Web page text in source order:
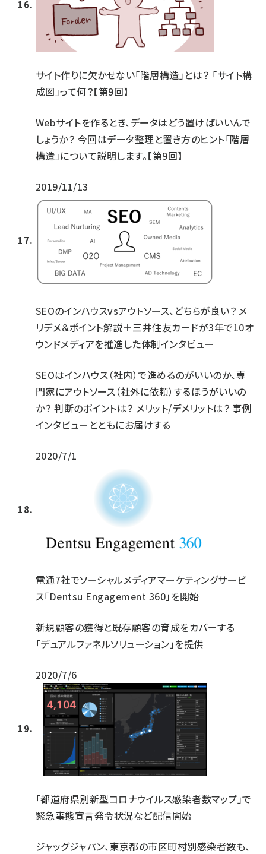
サイト作りに欠かせない「階層構造」とは？ 「サイト構
成図」って何？【第9回】
Webサイトを作るとき、データはどう置けばいいんで
しょうか？ 今回はデータ整理と置き方のヒント「階層
構造」について説明します。【第9回】
2019/11/13
SEOのインハウスvsアウトソース、どちらが良い？ メ
リデメ＆ポイント解説＋三井住友カードが3年で10オ
ウンドメディアを推進した体制インタビュー
SEOはインハウス（社内）で進めるのがいいのか、専
門家にアウトソース（社外に依頼）するほうがいいの
か？ 判断のポイントは？ メリット/デメリットは？ 事例
インタビューとともにお届けする
2020/7/1
電通7社でソーシャルメディアマーケティングサービ
ス「Dentsu Engagement 360」を開始
新規顧客の獲得と既存顧客の育成をカバーする
「デュアルファネルソリューション」を提供
2020/7/6
「都道府県別新型コロナウイルス感染者数マップ」で
緊急事態宣言発令状況など配信開始
ジャッグジャパン、東京都の市区町村別感染者数も、